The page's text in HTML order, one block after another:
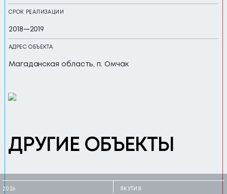
СРОК РЕАЛИЗАЦИИ
2018—2019
АДРЕС ОБЪЕКТА
Магаданская область, п. Омчак
ДРУГИЕ ОБЪЕКТЫ
2026 ЯКУТИЯ